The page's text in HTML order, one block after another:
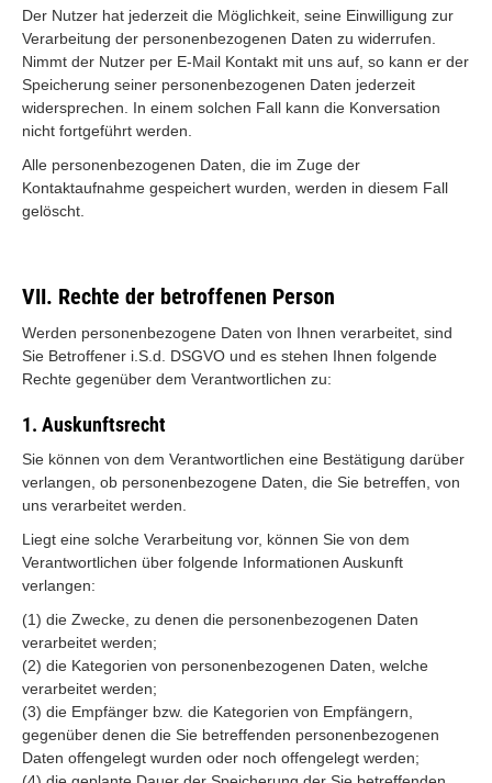
Der Nutzer hat jederzeit die Möglichkeit, seine Einwilligung zur
Verarbeitung der personenbezogenen Daten zu widerrufen.
Nimmt der Nutzer per E-Mail Kontakt mit uns auf, so kann er der
Speicherung seiner personenbezogenen Daten jederzeit
widersprechen. In einem solchen Fall kann die Konversation
nicht fortgeführt werden.
Alle personenbezogenen Daten, die im Zuge der
Kontaktaufnahme gespeichert wurden, werden in diesem Fall
gelöscht.
VII. Rechte der betroffenen Person
Werden personenbezogene Daten von Ihnen verarbeitet, sind
Sie Betroffener i.S.d. DSGVO und es stehen Ihnen folgende
Rechte gegenüber dem Verantwortlichen zu:
1. Auskunftsrecht
Sie können von dem Verantwortlichen eine Bestätigung darüber
verlangen, ob personenbezogene Daten, die Sie betreffen, von
uns verarbeitet werden.
Liegt eine solche Verarbeitung vor, können Sie von dem
Verantwortlichen über folgende Informationen Auskunft
verlangen:
(1) die Zwecke, zu denen die personenbezogenen Daten
verarbeitet werden;
(2) die Kategorien von personenbezogenen Daten, welche
verarbeitet werden;
(3) die Empfänger bzw. die Kategorien von Empfängern,
gegenüber denen die Sie betreffenden personenbezogenen
Daten offengelegt wurden oder noch offengelegt werden;